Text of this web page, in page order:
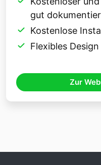
gut
Kostenlose
Flexibles Design
Zur